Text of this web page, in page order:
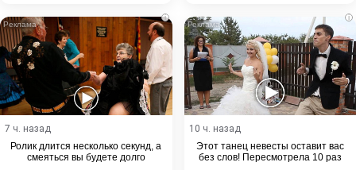
i
7 ч. назад
Ролик длится несколько секунд, а
смеяться вы будете долго
i
10 ч. назад
Этот танец невесты оставит вас
без слов! Пересмотрела 10 раз